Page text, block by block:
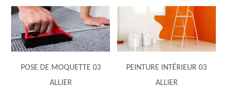
POSE DE MOQUETTE 03
ALLIER
PEINTURE INTÉRIEUR 03
ALLIER